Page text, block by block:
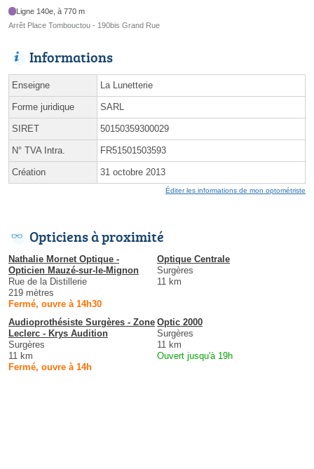
Ligne 140e, à 770 m
Arrêt Place Tombouctou - 190bis Grand Rue
Informations
Enseigne La Lunetterie
Forme juridique SARL
SIRET 50150359300029
N° TVA Intra. FR51501503593
Création 31 octobre 2013
Éditer les informations de mon optométriste
Opticiens à proximité
Nathalie Mornet Optique -
Opticien Mauzé-sur-le-Mignon
Rue de la Distillerie
219 mètres
Fermé, ouvre à 14h30
Optique Centrale
Surgères
11 km
Audioprothésiste Surgères - Zone
Leclerc - Krys Audition
Surgères
11 km
Fermé, ouvre à 14h
Optic 2000
Surgères
11 km
Ouvert jusqu'à 19h